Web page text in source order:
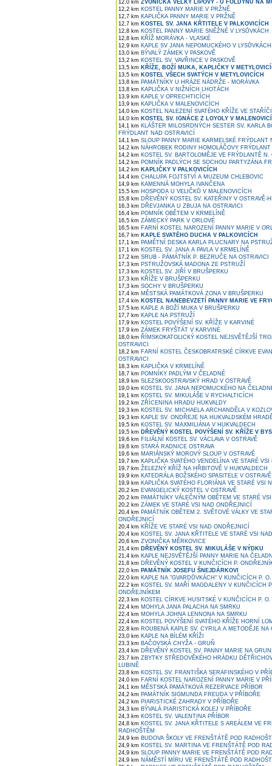
12,0 km ZVONIČKA VELKÝ LIPOVÝ - U FOLDYNŮ NA
12,2 km KOSTEL PANNY MARIE V PRŽNĚ
12,7 km KAPLIČKA PANNY MARIE V PRŽNĚ
12,7 km KOSTEL SV. JANA KŘTITELE V PALKOVICÍCH
12,8 km KOSTEL PANNY MARIE SNĚŽNÉ V LYSŮVKÁCH
12,8 km KŘÍŽ MORÁVKA - VLASKÉ
12,9 km KAPLE SV JANA NEPOMUCKÉHO V LYSŮVKÁCH
13,0 km BÝVALÝ ZÁMEK V PASKOVĚ
13,2 km KOSTEL SV. VAVŘINCE V PASKOVĚ
13,5 km KŘÍŽE, BOŽÍ MUKA, KAPLIČKY V
13,5 km KOSTEL VŠECH SVATÝCH V METYLOVICÍCH
13,8 km PAMÁTNÍKY U HRÁZE NÁDRŽE - MORÁVKA
13,8 km KAPLIČKA V NIŽNÍCH LHOTÁCH
13,9 km KAPLE V OPRECHTICÍCH
13,9 km KAPLIČKA V MALENOVICÍCH
14,0 km KOSTEL NALEZENÍ SVATÉHO KŘÍŽE VE STAŘÍČI
14,0 km KOSTEL SV. IGNÁCE Z LOYOLY V
14,1 km KLÁŠTER MILOSRDNÝCH SESTER SV. KARLA
FRÝDLANT NAD OSTRAVICÍ
14,1 km SLOUP PANNY MARIE KARMELSKÉ FRÝDLANT
14,2 km NÁHROBEK RODINY HOMOLÁČOVY
14,2 km KOSTEL SV. BARTOLOMĚJE VE FRÝDLANTĚ N.
14,2 km POMNÍK PADLÝCH SE SOCHOU PARTYZÁNA
14,2 km KAPLIČKY V PALKOVICÍCH
14,4 km CHALUPA FOJTSTVÍ A MUZEUM CHLEBOVIC
14,9 km KAMENNÁ MOHYLA IVANČENA
15,5 km HOSPODA U VELIČKŮ V MALENOVICÍCH
15,8 km DŘEVĚNÝ KOSTEL SV. KATEŘINY V OSTRAVĚ-
16,3 km DŘEVJANKA U ZBUJA NA OSTRAVICI
16,4 km POMNÍK OBĚTEM V KRMELÍNĚ
16,5 km ZÁMECKÝ PARK V ORLOVÉ
16,5 km FARNÍ KOSTEL NAROZENÍ PANNY MARIE V
16,7 km KAPLE SVATÉHO DUCHA V PALKOVICÍCH
17,1 km PAMĚTNÍ DESKA KARLA PLUCNARY NA
17,1 km KOSTEL SV. JANA A PAVLA V KRMELÍNĚ
17,2 km SRUB - PÁMÁTNÍK P. BEZRUČE NA OSTRAVICI
17,3 km PSTRUŽOVSKÁ MADONA ZE PSTRUŽÍ
17,3 km KOSTEL SV. JIŘÍ V BRUŠPERKU
17,3 km KŘÍŽE V BRUŠPERKU
17,3 km SOCHY V BRUŠPERKU
17,4 km MĚSTSKÁ PAMÁTKOVÁ ZONA V BRUŠPERKU
17,4 km KOSTEL NANEBEVZETÍ PANNY MARIE VE
17,5 km KAPLE A BOŽÍ MUKA V BRUŠPERKU
17,7 km KAPLE NA PSTRUŽÍ
17,9 km KOSTEL POVÝŠENÍ SV. KŘÍŽE V KARVINÉ
17,9 km ZÁMEK FRYŠTÁT V KARVINÉ
18,0 km ŘÍMSKOKATOLICKÝ KOSTEL NEJSVĚTĚJŠÍ
OSTRAVICI
18,2 km FARNÍ KOSTEL ČESKOBRATRSKÉ CÍRKVE
OSTRAVICI
18,3 km KAPLIČKA V KRMELÍNĚ
18,7 km POMNÍKY PADLÝM V ČELADNÉ
18,9 km SLEZSKOOSTRAVSKÝ HRAD V OSTRAVĚ
19,0 km KOSTEL SV. JANA NEPOMUCKÉHO NA
19,1 km KOSTEL SV. MIKULÁŠE V RYCHALTICÍCH
19,2 km ZŘÍCENINA HRADU HUKVALDY
19,3 km KOSTEL SV. MICHAELA ARCHANDĚLA V
19,3 km KAPLE SV. ONDŘEJE NA HUKVALDSKÉM
19,5 km KOSTEL SV. MAXMILIÁNA V HUKVALDECH
19,5 km DŘEVĚNÝ KOSTEL POVÝŠENÍ SV. KŘÍŽE V
19,6 km FILIÁLNÍ KOSTEL SV. VÁCLAVA V OSTRAVĚ
19,6 km STARÁ RADNICE OSTRAVA
19,6 km MARIÁNSKÝ MOROVÝ SLOUP V OSTRAVĚ
19,7 km KAPLIČKA SVATÉHO VENDELÍNA VE STARÉ
19,7 km ŽELEZNÝ KŘÍŽ NA HŘBITOVĚ V HUKVALDECH
19,9 km KATEDRÁLA BOŽSKÉHO SPASITELE V OSTRAVĚ
19,9 km KAPLIČKA SVATÉHO FLORIÁNA VE STARÉ VSI
20,2 km EVANGELICKÝ KOSTEL V OSTRAVĚ
20,2 km PAMÁTNÍKY VÁLEČNÝM OBĚTEM VE STARÉ
20,2 km ZÁMEK VE STARÉ VSI NAD ONDŘEJNICÍ
20,4 km PAMÁTNÍK OBĚTEM 2. SVĚTOVÉ VÁLKY VE
ONDŘEJNICÍ
20,4 km KŘÍŽE VE STARÉ VSI NAD ONDŘEJNICÍ
20,4 km KOSTEL SV. JANA KŘTITELE VE STARÉ VSI
20,6 km ZVONIČKA MĚRKOVICE
21,4 km DŘEVĚNÝ KOSTEL SV. MIKULÁŠE V NÝDKU
21,4 km KAPLE NEJSVĚTĚJŠÍ PANNY MARIE NA
21,8 km DŘEVĚNÝ KOSTEL V KUNČICÍCH P.
22,0 km PAMÁTNÍK JOSEFU ŠNEJDÁRKOVI
22,0 km KAPLE NA "GVARDŮVKÁCH" V KUNČICÍCH P. O.
22,2 km KOSTEL SV. MAŘÍ MAGDALENY V KUNČICÍCH
ONDŘEJNÍKEM
22,3 km KOSTEL CÍRKVE HUSITSKÉ V KUNČICÍCH P. O.
22,4 km MOHYLA JANA PALACHA NA SMRKU
22,4 km MOHYLA JOHNA LENNONA NA SMRKU
22,4 km KOSTEL POVÝŠENÍ SVATÉHO KŘÍŽE HORNÍ
22,8 km ROUBENÁ KAPLE SV. CYRILA A METODĚJE NA
23,0 km KAPLE NA BÍLÉM KŘÍŽI
23,3 km BAČOVSKÁ CHYŽA - GRUŇ
23,4 km DŘEVĚNÝ KOSTEL SV. PANNY MARIE NA
23,7 km ZBYTKY STŘEDOVĚKÉHO HRÁDKU
LUBINĚ
23,8 km KOSTEL SV. FRANTIŠKA SERAFINSKÉHO V
24,0 km FARNÍ KOSTEL NAROZENÍ PANNY MARIE V
24,1 km MĚSTSKÁ PAMÁTKOVÁ REZERVACE PŘÍBOR
24,2 km PAMÁTNÍK SIGMUNDA FREUDA V PŘÍBOŘE
24,2 km PIARISTICKÉ ZAHRADY V PŘÍBOŘE
24,3 km BÝVALÁ PIARISTICKÁ KOLEJ V PŘÍBOŘE
24,3 km KOSTEL SV. VALENTINA PŘÍBOR
24,8 km KOSTEL SV. JANA KŘTITELE S AREÁLEM VE
RADHOŠTĚM
24,9 km BUDOVA ŠKOLY VE FRENŠTÁTĚ POD
24,9 km KOSTEL SV. MARTINA VE FRENŠTÁTĚ POD
24,9 km SLOUP PANNY MARIE VE FRENŠTÁTĚ POD
24,9 km NÁMĚSTÍ MÍRU VE FRENŠTÁTĚ POD